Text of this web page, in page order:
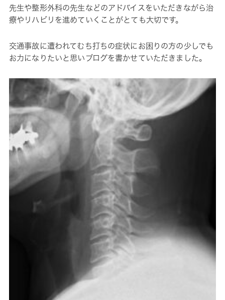
先生や整形外科の先生などのアドバイスをいただきながら治
療やリハビリを進めていくことがとても大切です。
交通事故に遭われてむち打ちの症状にお困りの方の少しでも
お力になりたいと思いブログを書かせていただきました。